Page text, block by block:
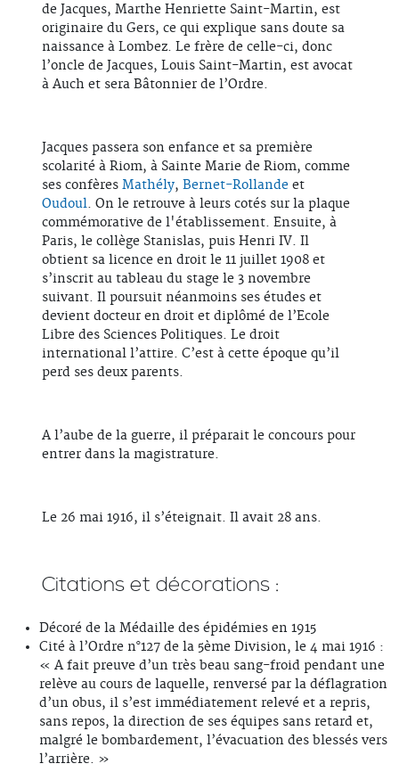
de Jacques, Marthe Henriette Saint-Martin, est
originaire du Gers, ce qui explique sans doute sa
naissance à Lombez. Le frère de celle-ci, donc
l’oncle de Jacques, Louis Saint-Martin, est avocat
à Auch et sera Bâtonnier de l’Ordre.
Jacques passera son enfance et sa première
scolarité à Riom, à Sainte Marie de Riom, comme
ses confères Mathély, Bernet-Rollande et
Oudoul. On le retrouve à leurs cotés sur la plaque
commémorative de l'établissement. Ensuite, à
Paris, le collège Stanislas, puis Henri IV. Il
obtient sa licence en droit le 11 juillet 1908 et
s’inscrit au tableau du stage le 3 novembre
suivant. Il poursuit néanmoins ses études et
devient docteur en droit et diplômé de l’Ecole
Libre des Sciences Politiques. Le droit
international l’attire. C’est à cette époque qu’il
perd ses deux parents.
A l’aube de la guerre, il préparait le concours pour
entrer dans la magistrature.
Le 26 mai 1916, il s’éteignait. Il avait 28 ans.
Citations et décorations :
Décoré de la Médaille des épidémies en 1915
Cité à l’Ordre n°127 de la 5ème Division, le 4 mai 1916 :
« A fait preuve d’un très beau sang-froid pendant une
relève au cours de laquelle, renversé par la déflagration
d’un obus, il s’est immédiatement relevé et a repris,
sans repos, la direction de ses équipes sans retard et,
malgré le bombardement, l’évacuation des blessés vers
l’arrière. »